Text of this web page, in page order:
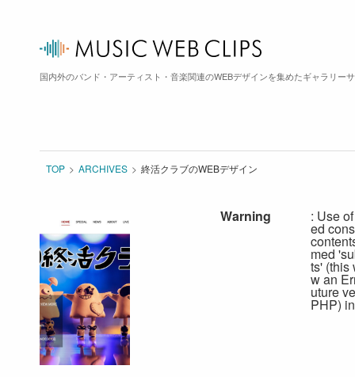
国内外のバンド・アーティスト・音楽関連のWEBデザインを集めたギャラリーサ
TOP ARCHIVES 終活クラブのWEBデザイン
Warning : Use
ed
med
ts' (this
w an
uture
PHP) in